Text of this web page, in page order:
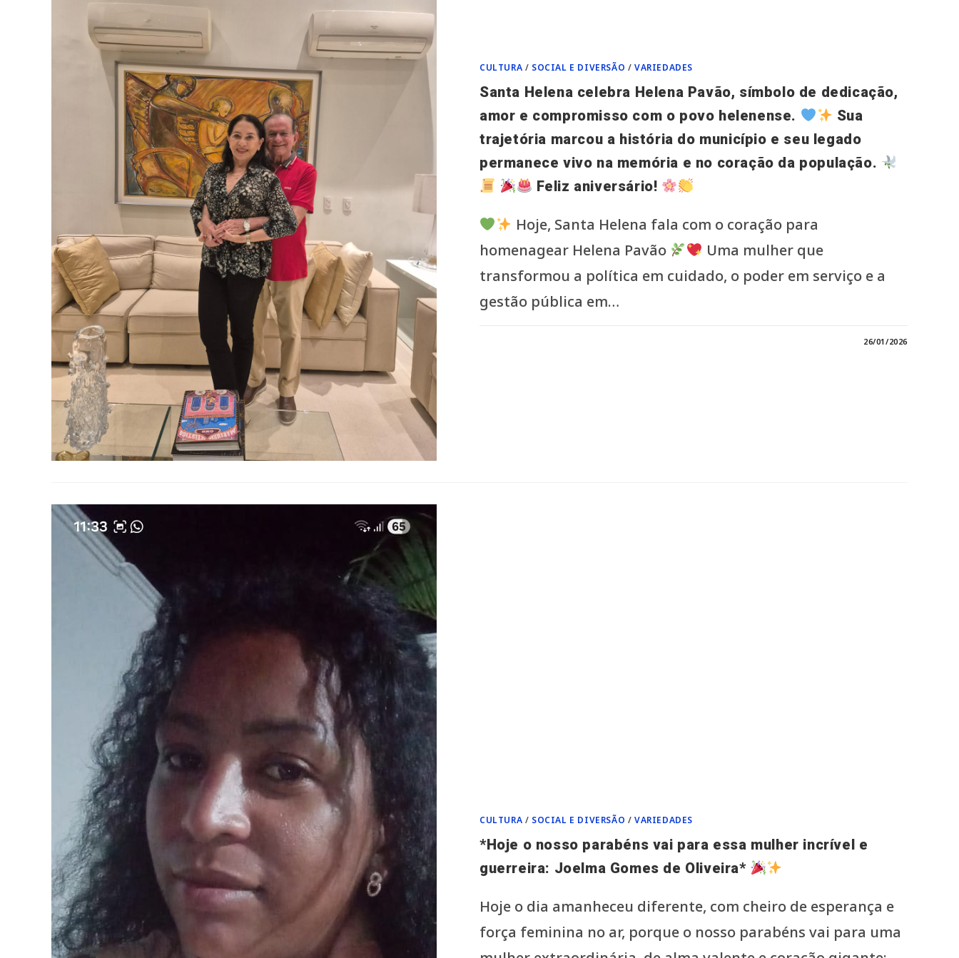
CULTURA / SOCIAL E DIVERSÃO /VARIEDADES
Santa Helena celebra Helena Pavão, símbolo de dedicação,
amor e compromisso com o povo helenense.
Sua
trajetória marcou a história do município e seu legado
permanece vivo na memória e no coração da população.
Feliz aniversário!
Hoje, Santa Helena fala com o coração para
homenagear Helena Pavão
Uma mulher que
transformou a política em cuidado, o poder em serviço e a
gestão pública em…
26/01/2026
CULTURA / SOCIAL E DIVERSÃO /VARIEDADES
*Hoje o nosso parabéns vai para essa mulher incrível e
guerreira: Joelma Gomes de Oliveira*
Hoje o dia amanheceu diferente, com cheiro de esperança e
força feminina no ar, porque o nosso parabéns vai para uma